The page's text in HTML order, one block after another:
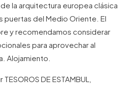
la arquitectura europea clásica
puertas del Medio Oriente. El
y recomendamos considerar
para aprovechar al
Alojamiento.
TESOROS DE ESTAMBUL,